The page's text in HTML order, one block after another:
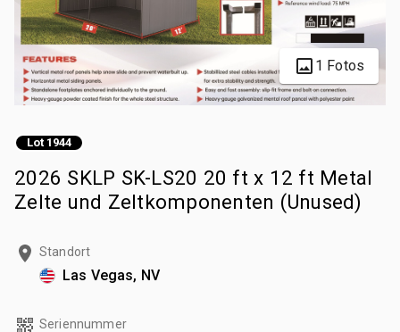
1 Fotos
Lot 1944
2026 SKLP SK-LS20 20 ft x 12 ft Metal
Zelte und Zeltkomponenten (Unused)
Standort
Las Vegas, NV
Seriennummer